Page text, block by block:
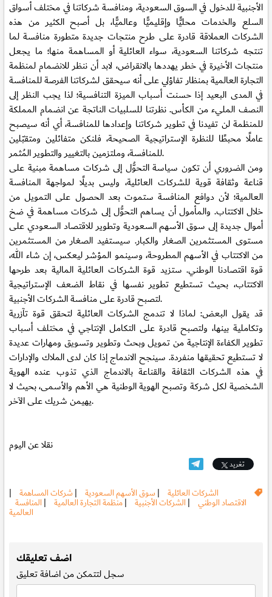
الأجنبية للدخول في السوق السعودية، ومنافسة شركاتنا في مختلف أسواق
السلع والخدمات محليًّا وإقليميًّا وعالميًّا، بل أصبح الكثير من هذه
الشركات العملاقة قادرة على طرح منتجات جديدة متطورة منافسة لما
تنتجه شركاتنا السعودية، سواء العائلية أو المساهمة منها؛ ما يجعل
منتجات الأخيرة في خطر يهددها بالانقراض، لابد أن ننظر للانضمام لمنظمة
التجارة العالمية بمنظار تفاؤلي على أنه سيحقق لشركاتنا الفرصة للمنافسة
في المدى البعيد إذا حسنت أسباب الميزة التنافسية؛ لذا يجب النظر إلى
النصف المليء من الكأس. نظرتنا للسلبيات الناتجة عن انضمام المملكة
للمنظمة لن تفيدنا في تطوير شركاتنا وإعدادها للمنافسة، أي أنه سيصبح
عاملًا محبطًا للنظرة الإستراتيجية الصحيحة، فلنكن متفائلين ومتقبّلين
للمنافسة، وملتزمين بالتغيير والتطوير المُثمر.
ومن الضروري أن تكون سياسة التحوُّل إلى شركات مساهمة مبنية على
قناعة وثقافة قوية للشركات العائلية، وليس بديلًا لمواجهة المنافسة
العالمية؛ لأن دوافع المنافسة ستموت بعد الحصول على التمويل من
خلال الاكتتاب. والمأمول أن يساهم التحوُّل إلى شركات مساهمة في ضخ
أموال جديدة إلى سوق الأسهم السعودية وتطوير للاقتصاد السعودي على
مستوى المستثمرين الصغار والكبار. سيستفيد الصغار من المستثمرين
من الاكتتاب في الأسهم المطروحة، وسينمو المؤشر ليعكس، إن شاء الله،
قوة اقتصادنا الوطني. ستزيد قوة الشركات العائلية المالية بعد طرحها
الاكتتاب، بحيث تستطيع تطوير نفسها في نقاط الضعف الإستراتيجية
لتصبح قادرة على منافسة الشركات الأجنبية.
قد يقول البعض: لماذا لا تندمج الشركات العائلية لتحقق قوة تآزرية
وتكاملية بينها، ولتصبح قادرة على التكامل الإنتاجي في مختلف أسباب
تطوير الكفاءة الإنتاجية من تمويل وبحث وتطوير وتسويق ومهارات عديدة
لا تستطيع تحقيقها منفردة. سينجح الاندماج إذا كان لدى الملاك والإدارات
في هذه الشركات الثقافة والقناعة بالاندماج الذي تذوب عنده الهوية
الشخصية لكل شركة وتصبح الهوية الوطنية هي الأهم والأسمى، بحيث لا
يهيمن شريك على الآخر.
نقلا عن اليوم
تغريد
الشركات العائلية |سوق الأسهم السعودية |شركات المساهمة |
الاقتصاد الوطني | الشركات الأجنبية |منظمة التجارة العالمية | المنافسة
العالمية
اضف تعليقك
سجللتتمكن من اضافة تعليق